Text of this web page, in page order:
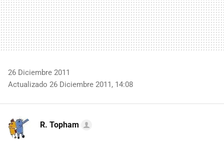
26 Diciembre 2011
Actualizado 26 Diciembre 2011, 14:08
R. Topham